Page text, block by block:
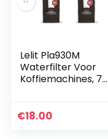
Lelit Pla930M
Waterfilter Voor
Koffiemachines, 70
€18.00